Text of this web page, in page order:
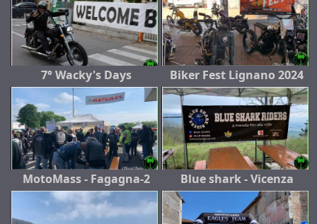
7° Wacky's Days Biker Fest Lignano 2024
MotoMass - Fagagna-2 Blue shark - Vicenza